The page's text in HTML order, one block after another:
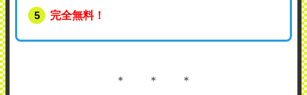
完全無料！
＊ ＊ ＊